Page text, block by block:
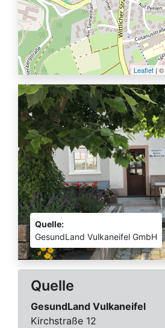
Leaflet| ©
Quelle:
GesundLand Vulkaneifel GmbH
Quelle
GesundLand Vulkaneifel
Kirchstraße 12